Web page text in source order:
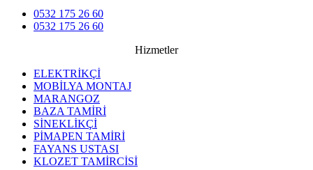
0532 175 26 60
0532 175 26 60
Hizmetler
ELEKTRİKÇİ
MOBİLYA MONTAJ
MARANGOZ
BAZA TAMİRİ
SİNEKLİKÇİ
PİMAPEN TAMİRİ
FAYANS USTASI
KLOZET TAMİRCİSİ